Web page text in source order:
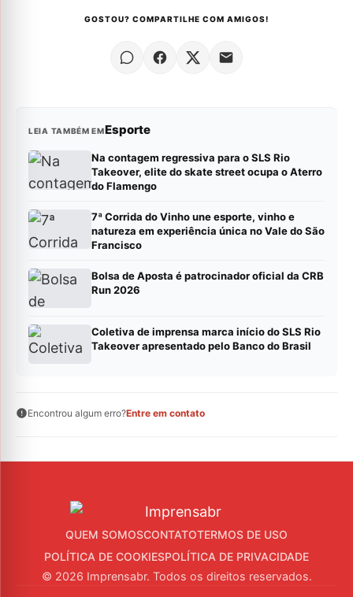
GOSTOU? COMPARTILHE COM AMIGOS!
LEIA TAMBÉM EMEsporte
Na contagem regressiva para o SLS Rio
Takeover, elite do skate street ocupa o Aterro
do Flamengo
7ª Corrida do Vinho une esporte, vinho e
natureza em experiência única no Vale do São
Francisco
Bolsa de Aposta é patrocinador oficial da CRB
Run 2026
Coletiva de imprensa marca início do SLS Rio
Takeover apresentado pelo Banco do Brasil
Encontrou algum erro?Entre em contato
QUEM SOMOSCONTATOTERMOS DE USO
POLÍTICA DE COOKIESPOLÍTICA DE PRIVACIDADE
© 2026 Imprensabr. Todos os direitos reservados.